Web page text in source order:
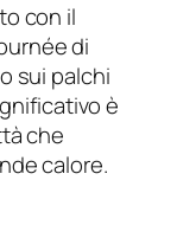
con il
di
sui palchi
è
che
calore.